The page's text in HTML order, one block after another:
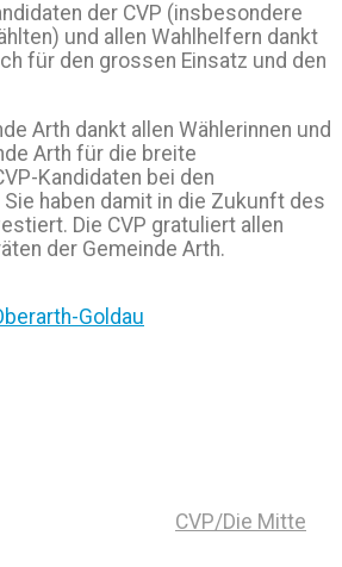
der CVP (insbesondere
und allen Wahlhelfern dankt
für den grossen Einsatz und den
Arth dankt allen Wählerinnen und
Arth für die breite
Kandidaten bei den
haben damit in die Zukunft des
Die CVP gratuliert allen
der Gemeinde Arth.
Goldau
CVP/Die Mitte